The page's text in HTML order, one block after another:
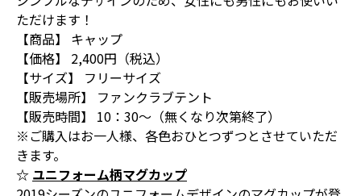
ただけます！
【商品】 キャップ
【価格】 2,400円（税込）
【サイズ】 フリーサイズ
【販売場所】 ファンクラブテント
【販売時間】 10：30～（無くなり次第終了）
※ご購入はお一人様、各色おひとつずつとさせていただ
きます。
☆ ユニフォーム柄マグカップ